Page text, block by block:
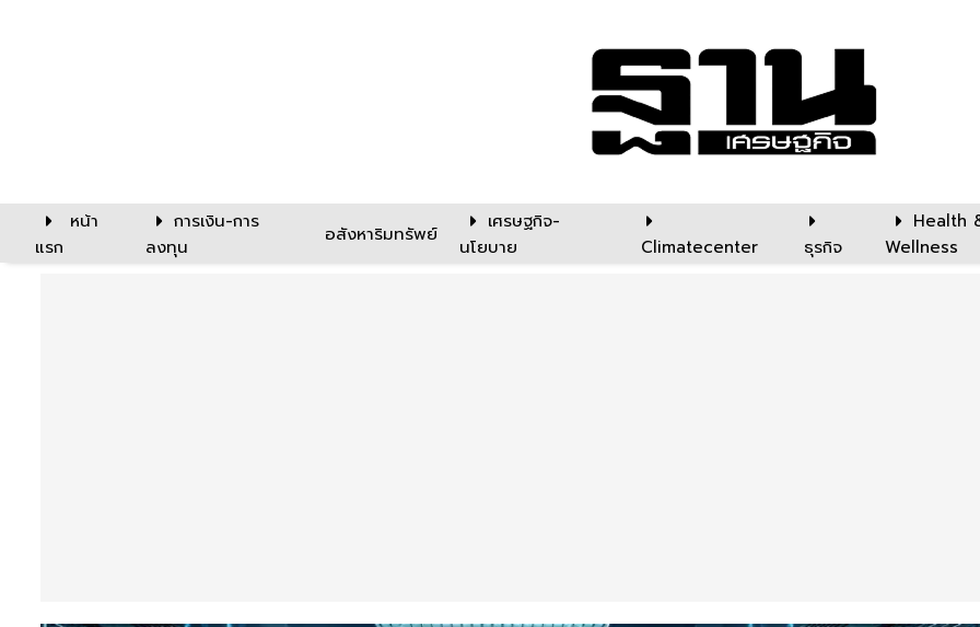
หน้า
แรก
การเงิน-การ
ลงทุน
อสังหาริมทรัพย์
เศรษฐกิจ-
นโยบาย
Climatecenter ธุรกิจ
Health
Wellness